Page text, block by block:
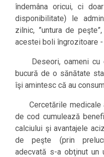
îndemâna oricui, ci
disponibilitate) le
zilnic, ”untura de
acestei boli îngrozitoare -
Deseori, oameni cu
bucură de o sănătate
îşi amintesc că au
Cercetările medicale
de cod cumulează
calciului şi avantajele
de peşte (prin
adecvată s-a obţinut